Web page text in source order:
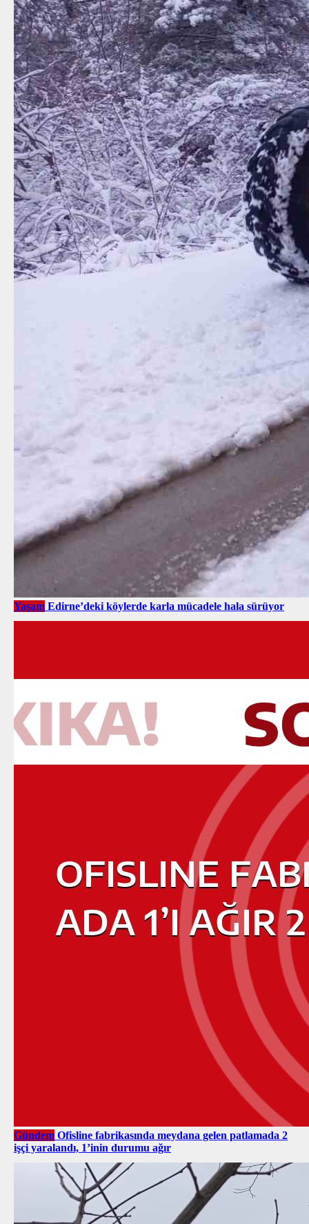
Yaşam Edirne’deki köylerde karla mücadele hala sürüyor
Gündem Ofisline fabrikasında meydana gelen patlamada 2
işçi yaralandı, 1’inin durumu ağır